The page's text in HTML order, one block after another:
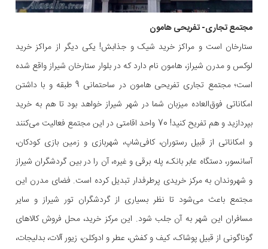
مجتمع تجاری- تفریحی هامون
ستارخان است و مراکز خرید شیک و جذابش! یکی دیگر از مراکز خرید
لوکس و مدرن شیراز، هامون نام دارد که در بلوار ستارخان شیراز واقع شده
است؛ مجتمع تجاری تفریحی هامون در ساحتمانی 9 طبقه و با داشتن
امکاناتی فوق‌العاده میزبان شما در شهر شیراز خواهد بود تا هم به خرید
بپردازید و هم تفریح کنید! 70 واحد اقامتی در این مجتمع فعالیت می‌کنند
و امکاناتی از قبیل رستوران، کافی‌شاپ، شهربازی و زمین بازی کودکان،
آسانسور، دستگاه عابر بانک، پله برقی و غیره، آن را در بین گردشگران شیراز
و شهروندان به مرکز خریدی پرطرفدار تبدیل کرده است. فضای مدرن این
مجتمع باعث می‌شود تا نظر بسیاری از گردشگران تور شیراز و سایر
مسافران این شهر به آن جلب شود. این مرکز خرید، محل فروش کالاهای
گوناگونی از قبیل پوشاک، کیف و کفش، عطر و ادوکلن، زیور آلات، بدلیجات،